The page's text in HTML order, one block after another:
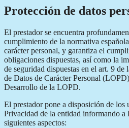
Protección de datos
El prestador se encuentra
cumplimiento de la normativa
carácter personal, y garantiza el
obligaciones dispuestas, así como la
de seguridad dispuestas en el art. 9
de Datos de Carácter Personal
Desarrollo de la LOPD.
El prestador pone a disposición de los
Privacidad de la entidad informando a
siguientes aspectos: